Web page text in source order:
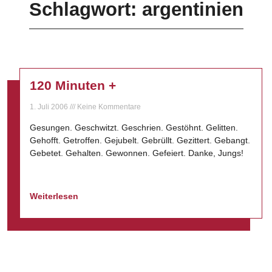
Schlagwort: argentinien
120 Minuten +
1. Juli 2006 Keine Kommentare
Gesungen. Geschwitzt. Geschrien. Gestöhnt. Gelitten.
Gehofft. Getroffen. Gejubelt. Gebrüllt. Gezittert. Gebangt.
Gebetet. Gehalten. Gewonnen. Gefeiert. Danke, Jungs!
Weiterlesen